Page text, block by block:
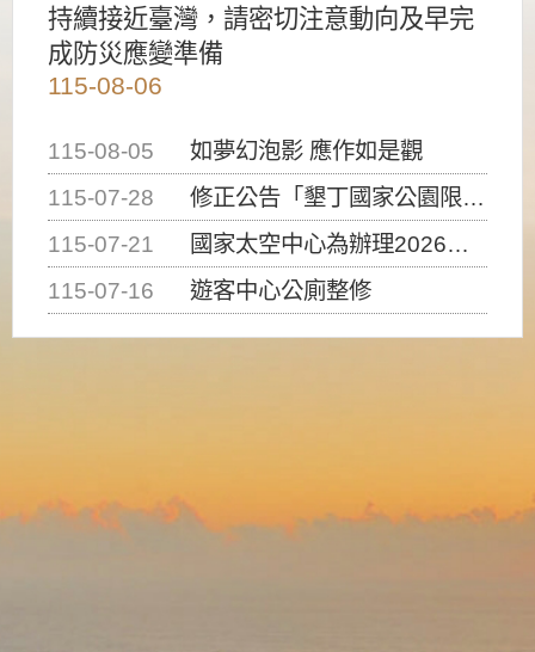
持續接近臺灣，請密切注意動向及早完
成防災應變準備
115-08-06
115-08-05
如夢幻泡影 應作如是觀
115-07-28
修正公告「墾丁國家公園限制水域遊憩活動之種類、範圍、時間及行為」，自即日生效。
115-07-21
國家太空中心為辦理2026台灣盃火箭競賽，陸、海、空域警戒及協調相關事宜，因颱風備案事宜
115-07-16
遊客中心公廁整修